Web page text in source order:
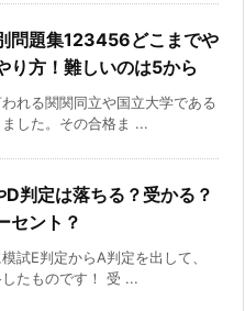
問題集123456どこまでや
り方！難しいのは5から
れる関関同立や国立大学である
した。その合格ま ...
判定は落ちる？受かる？
セント？
試E判定からA判定を出して、
たものです！ 受 ...